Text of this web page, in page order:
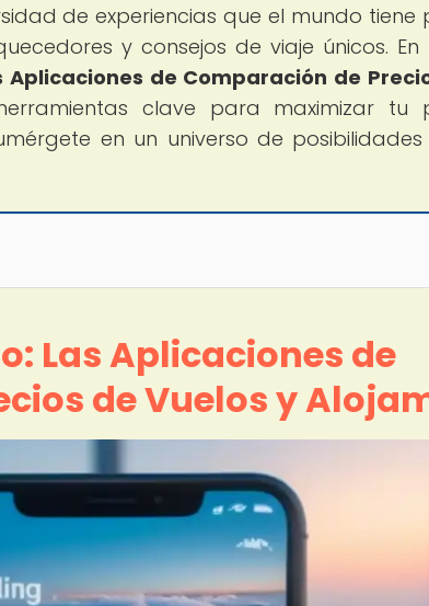
de experiencias que el mundo
y consejos de viaje únicos.
Aplicaciones de Comparación de
clave para maximizar tu
en un universo de
Las Aplicaciones de
de Vuelos y